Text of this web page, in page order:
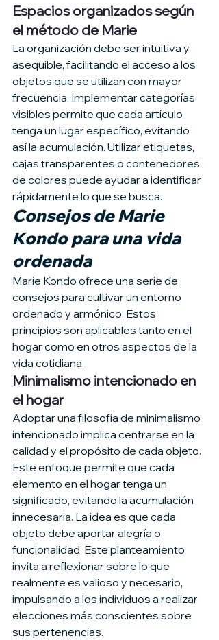
Espacios organizados según
el método de Marie
La organización debe ser intuitiva y
asequible, facilitando el acceso a los
objetos que se utilizan con mayor
frecuencia. Implementar categorías
visibles permite que cada artículo
tenga un lugar específico, evitando
así la acumulación. Utilizar etiquetas,
cajas transparentes o contenedores
de colores puede ayudar a identificar
rápidamente lo que se busca.
Consejos de Marie
Kondo para una vida
ordenada
Marie Kondo ofrece una serie de
consejos para cultivar un entorno
ordenado y armónico. Estos
principios son aplicables tanto en el
hogar como en otros aspectos de la
vida cotidiana.
Minimalismo intencionado en
el hogar
Adoptar una filosofía de minimalismo
intencionado implica centrarse en la
calidad y el propósito de cada objeto.
Este enfoque permite que cada
elemento en el hogar tenga un
significado, evitando la acumulación
innecesaria. La idea es que cada
objeto debe aportar alegría o
funcionalidad. Este planteamiento
invita a reflexionar sobre lo que
realmente es valioso y necesario,
impulsando a los individuos a realizar
elecciones más conscientes sobre
sus pertenencias.